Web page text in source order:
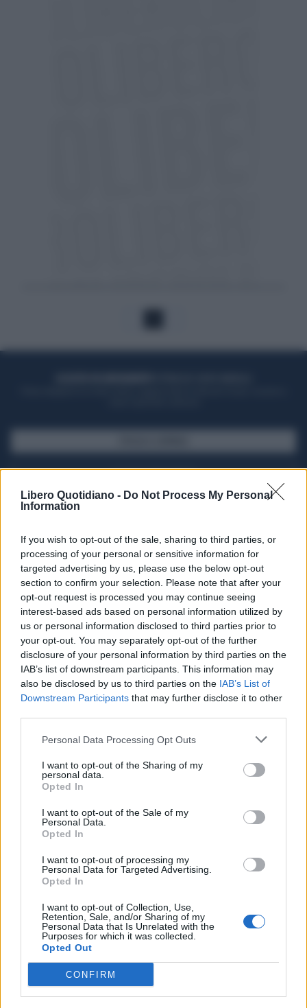
Libero Quotidiano - Do Not Process My Personal
Information
If you wish to opt-out of the sale, sharing to third parties, or
processing of your personal or sensitive information for
targeted advertising by us, please use the below opt-out
section to confirm your selection. Please note that after your
opt-out request is processed you may continue seeing
interest-based ads based on personal information utilized by
us or personal information disclosed to third parties prior to
your opt-out. You may separately opt-out of the further
disclosure of your personal information by third parties on the
IAB’s list of downstream participants. This information may
also be disclosed by us to third parties on the IAB’s List of
Downstream Participants that may further disclose it to other
Personal Data Processing Opt Outs
I want to opt-out of the Sharing of my
personal data.
Opted In
I want to opt-out of the Sale of my
Personal Data.
Opted In
I want to opt-out of processing my
Personal Data for Targeted Advertising.
Opted In
I want to opt-out of Collection, Use,
Retention, Sale, and/or Sharing of my
Personal Data that Is Unrelated with the
Purposes for which it was collected.
Opted Out
CONFIRM
Seguici su Google Discover
Segui Libero Quotidiano su Google Discover
Scegli Libero Quotidiano come fonte preferita
SPETTACOLI
SCIENZA E TECH
Libero ShoppingContattiPubblicitàCookie policy
Condizioni generali
Editoriale Libero S.r.l. - Sede Legale: Via dell’Aprica 18, 20158 Milano -
Registro Imprese di Milano Monza Brianza Lodi: C.F. e P.IVA 06823221004 -